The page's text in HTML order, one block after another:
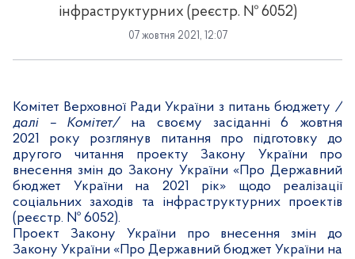
інфраструктурних (реєстр. № 6052)
07 жовтня 2021, 12:07
Комітет Верховної Ради України з питань бюджету /
далі – Комітет/на своєму засіданні 6
жовтня
2021 року розглянув питання про підготовку до
другого читання проекту Закону України про
внесення змін до Закону України «Про Державний
бюджет України на 2021 рік» щодо реалізації
соціальних заходів та інфраструктурних проектів
(реєстр. № 6052).
Проект Закону України про внесення змін до
Закону України «Про Державний бюджет України на